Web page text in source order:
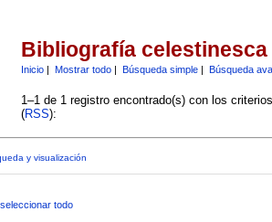
Bibliografía celestinesca
Inicio| Mostrar todo| Búsqueda simple| Búsqueda
1–1 de 1 registro encontrado(s) con los
(RSS):
y visualización
todo